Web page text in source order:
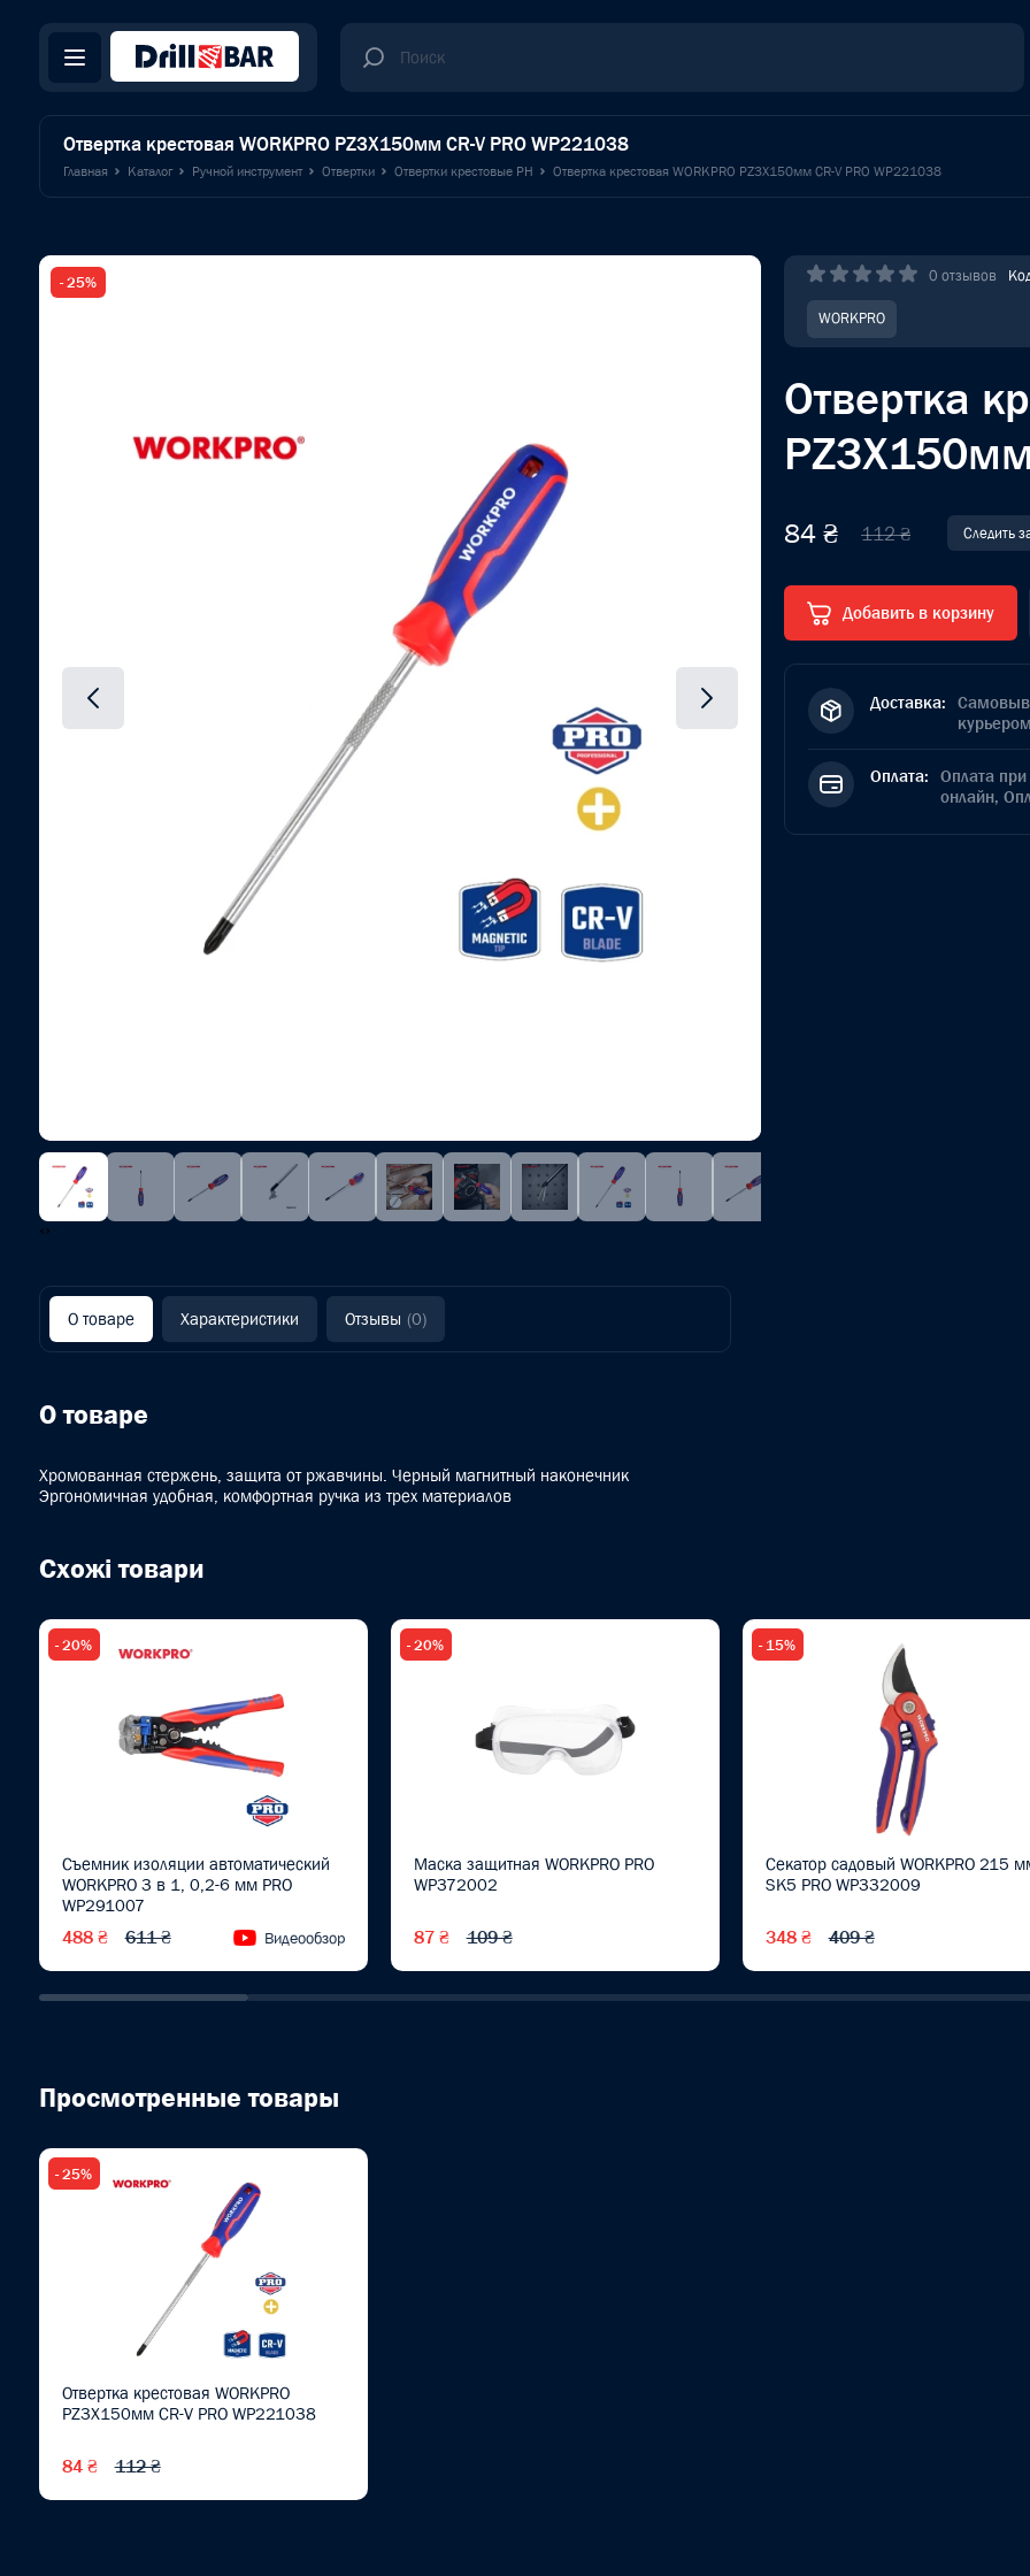
Отвертка крестовая WORKPRO PZ3X150мм CR-V PRO WP221038
Главная Каталог Ручной инструмент Отвертки Отвертки крестовые PH Отвертка крестовая WORKPRO PZ3X150мм CR-V PRO WP221038
- 25%
‹›
0 отзывов
WORKPRO
Отвертка
84 ₴ 112 ₴ Следить
Добавить в корзину
Доставка:
Оплата: Оплата
онлайн,
О товаре Характеристики Отзывы (0)
О товаре
Хромованная стержень, защита от ржавчины. Черный магнитный наконечник
Эргономичная удобная, комфортная ручка из трех материалов
Схожі товари
- 20%
Съемник изоляции автоматический
WORKPRO 3 в 1, 0,2-6 мм PRO
WP291007
488 ₴ 611 ₴ Видеообзор
- 20%
Маска защитная WORKPRO PRO
WP372002
87 ₴ 109 ₴
- 15%
Секатор садовый WORKPRO 215
SK5 PRO WP332009
348 ₴ 409 ₴
Просмотренные товары
- 25%
Отвертка крестовая WORKPRO
PZ3X150мм CR-V PRO WP221038
84 ₴ 112 ₴